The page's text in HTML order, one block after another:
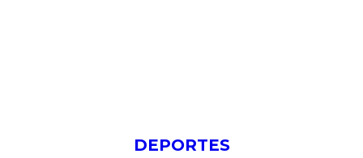
DEPORTES